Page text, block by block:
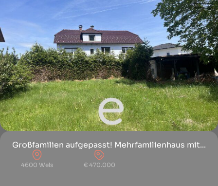
Großfamilien aufgepasst! Mehrfamilienhaus mit...
4600 Wels € 470.000